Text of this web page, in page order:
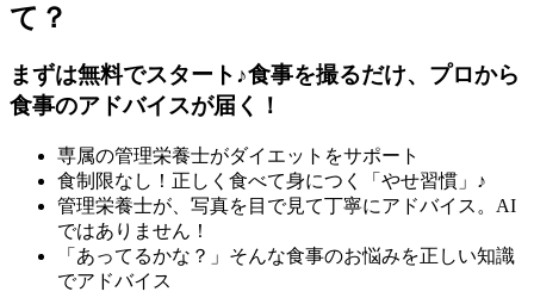
て？
まずは無料でスタート♪食事を撮るだけ、プロから
食事のアドバイスが届く！
専属の管理栄養士がダイエットをサポート
食制限なし！正しく食べて身につく「やせ習慣」♪
管理栄養士が、写真を目で見て丁寧にアドバイス。AI
ではありません！
「あってるかな？」そんな食事のお悩みを正しい知識
でアドバイス